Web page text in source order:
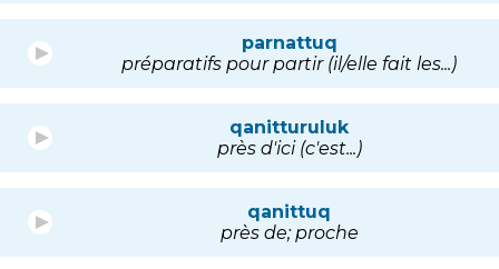
parnattuq
préparatifs pour partir (il/elle fait les...)
qanitturuluk
près d'ici (c'est...)
qanittuq
près de; proche